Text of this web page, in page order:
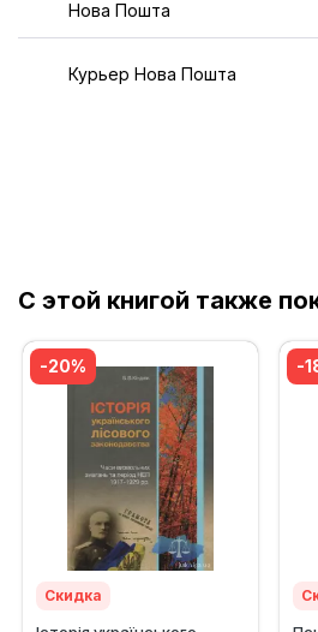
Нова Пошта
Курьер Нова Пошта
С этой книгой также
Скидка
-20% -